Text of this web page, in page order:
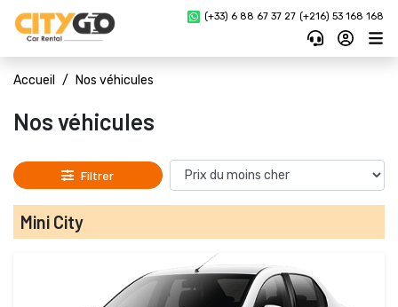
(+33) 6 88 67 37 27 (+216) 53 168 168
Accueil Nos véhicules
Nos véhicules
Filtrer
Mini City